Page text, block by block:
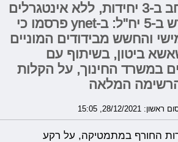
בלי הנדסת המרחב ב-3 יחידות, ללא אינטגרלים
של פונקציות שורש ב-5 יח"ל: ב-ynet פרסמו כי
והחשש מבידודים המוניים
ביטון, בשיתוף עם
במשרד החינוך, על הקלות
הרשימה המלאה
28/12/2021, 15:05
החורף במתמטיקה, על רקע